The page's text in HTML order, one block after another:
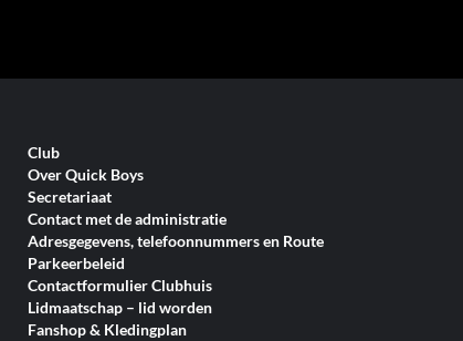
Club
Over Quick Boys
Secretariaat
Contact met de administratie
Adresgegevens, telefoonnummers en Route
Parkeerbeleid
Contactformulier Clubhuis
Lidmaatschap – lid worden
Fanshop & Kledingplan